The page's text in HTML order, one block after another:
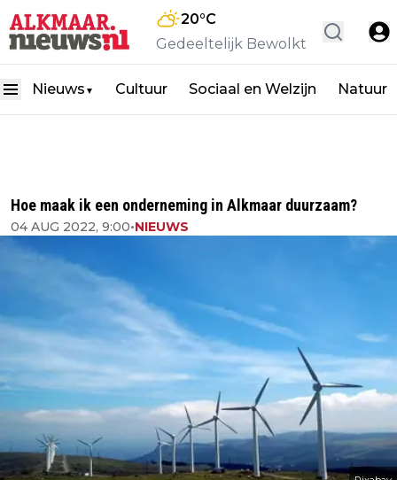
20°C
Gedeeltelijk Bewolkt
Nieuws ▼ Cultuur Sociaal en Welzijn Natuur
Hoe maak ik een onderneming in Alkmaar duurzaam?
04 AUG 2022, 9:00•NIEUWS